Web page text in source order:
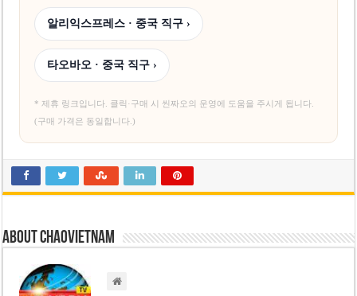
알리익스프레스 · 중국 직구 ›
타오바오 · 중국 직구 ›
* 제휴 링크입니다. 클릭·구매 시 씬짜오의 운영에 도움을 주시게 됩니다.
(구매 가격은 동일합니다.)
About chaovietnam